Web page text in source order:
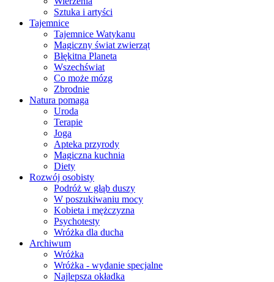
Sztuka i artyści
Tajemnice
Tajemnice Watykanu
Magiczny świat zwierząt
Błękitna Planeta
Wszechświat
Co może mózg
Zbrodnie
Natura pomaga
Uroda
Terapie
Joga
Apteka przyrody
Magiczna kuchnia
Diety
Rozwój osobisty
Podróż w głąb duszy
W poszukiwaniu mocy
Kobieta i mężczyzna
Psychotesty
Wróżka dla ducha
Archiwum
Wróżka
Wróżka - wydanie specjalne
Najlepsza okładka